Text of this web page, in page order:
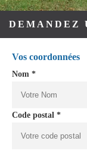
DEMANDEZ
Vos coordonnées
Nom *
Code postal *